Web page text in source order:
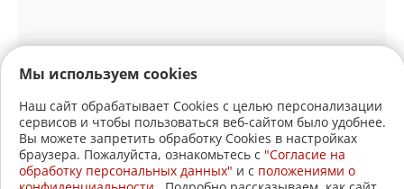
+7 (3822)22-17-60
+7 (3822)21-30-30
Мы используем cookies
Наш сайт обрабатывает Cookies с целью персонализации
сервисов и чтобы пользоваться веб-сайтом было удобнее.
Вы можете запретить обработку Cookies в настройках
браузера. Пожалуйста, ознакомьтесь с "Согласие на
обработку персональных данных" и c положениями о